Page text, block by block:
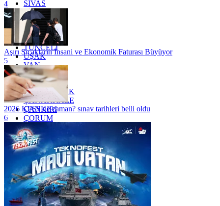
SİVAS
SİİRT
TEKİRDAĞ
TOKAT
TRABZON
TUNCELİ
UŞAK
VAN
YALOVA
YOZGAT
ZONGULDAK
ÇANAKKALE
ÇANKIRI
ÇORUM
İSTANBUL
İZMİR
ŞANLIURFA
ŞIRNAK
4
Aşırı Sıcakların İnsani ve Ekonomik Faturası Büyüyor
5
2026 KPSS ne zaman? sınav tarihleri belli oldu
6